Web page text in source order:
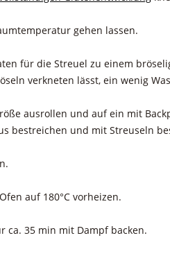
gehen lassen.
für die Streuel zu einem
verkneten lässt, ein wenig
ausrollen und auf ein mit
bestreichen und mit Streuseln
auf 180°C vorheizen.
ca. 35 min mit Dampf backen.